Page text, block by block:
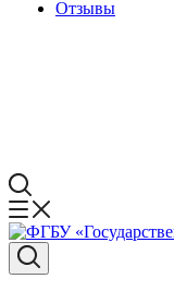
Отзывы